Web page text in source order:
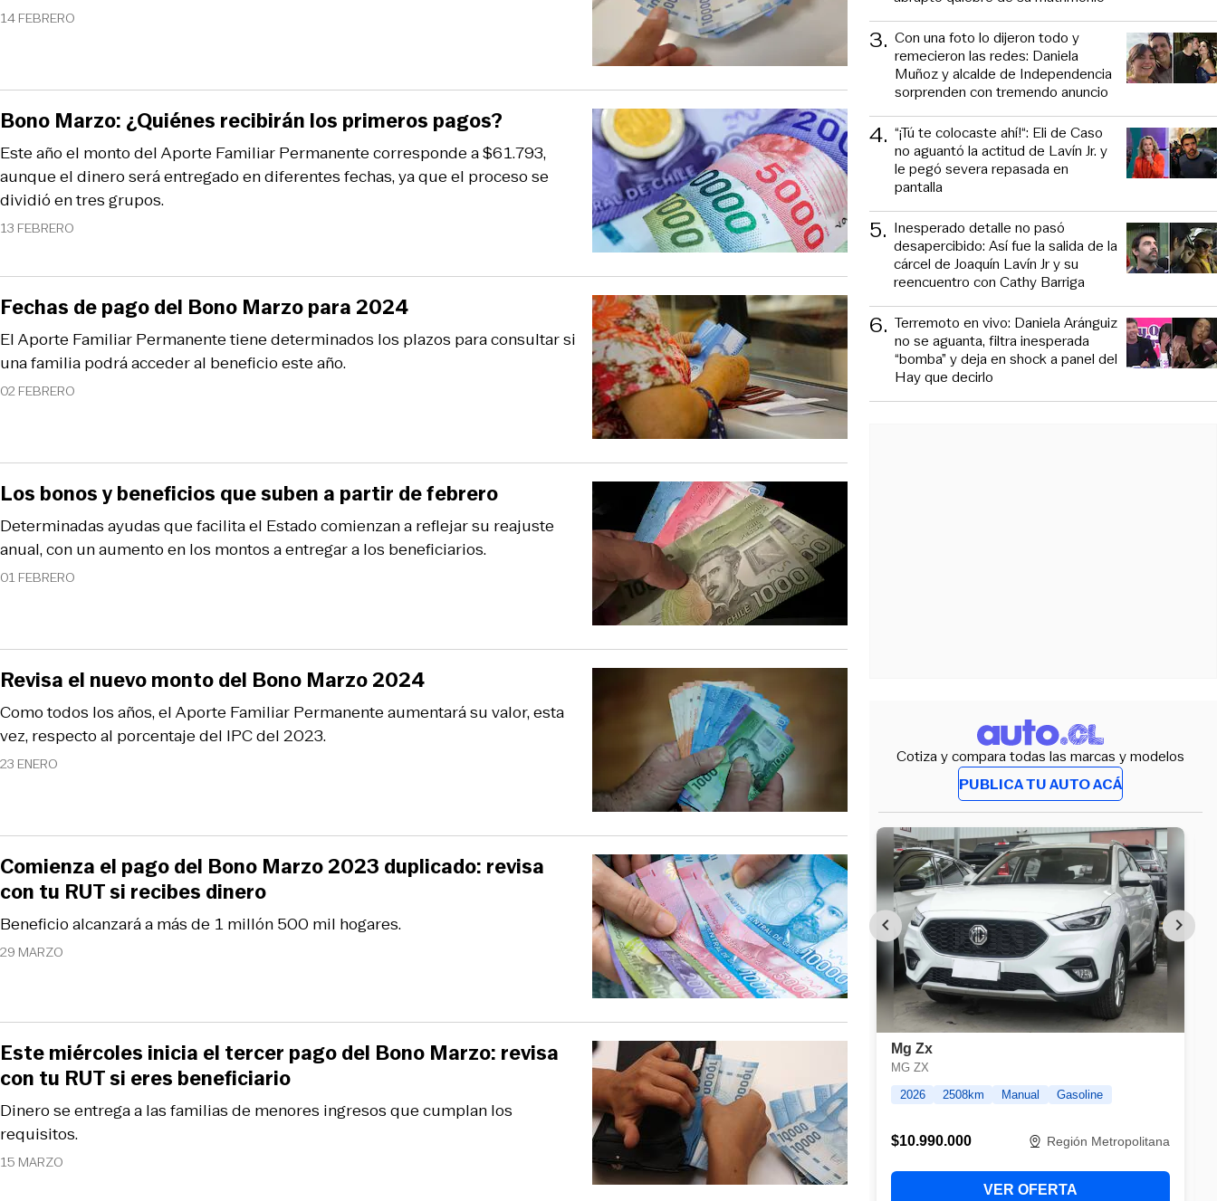
14 FEBRERO
13 FEBRERO
Este año el monto del Aporte Familiar Permanente corresponde a $61.793,
aunque el dinero será entregado en diferentes fechas, ya que el proceso se
dividió en tres grupos.
Bono Marzo: ¿Quiénes recibirán los primeros pagos?
02 FEBRERO
El Aporte Familiar Permanente tiene determinados los plazos para consultar si
una familia podrá acceder al beneficio este año.
Fechas de pago del Bono Marzo para 2024
01 FEBRERO
Determinadas ayudas que facilita el Estado comienzan a reflejar su reajuste
anual, con un aumento en los montos a entregar a los beneficiarios.
Los bonos y beneficios que suben a partir de febrero
23 ENERO
Como todos los años, el Aporte Familiar Permanente aumentará su valor, esta
vez, respecto al porcentaje del IPC del 2023.
Revisa el nuevo monto del Bono Marzo 2024
29 MARZO
Beneficio alcanzará a más de 1 millón 500 mil hogares.
Comienza el pago del Bono Marzo 2023 duplicado: revisa
con tu RUT si recibes dinero
15 MARZO
Dinero se entrega a las familias de menores ingresos que cumplan los
requisitos.
Este miércoles inicia el tercer pago del Bono Marzo: revisa
con tu RUT si eres beneficiario
3. Con una foto lo dijeron todo y
remecieron las redes: Daniela
Muñoz y alcalde de Independencia
sorprenden con tremendo anuncio
4. “¡Tú te colocaste ahí!“: Eli de Caso
no aguantó la actitud de Lavín Jr. y
le pegó severa repasada en
pantalla
5. Inesperado detalle no pasó
desapercibido: Así fue la salida de la
cárcel de Joaquín Lavín Jr y su
reencuentro con Cathy Barriga
6. Terremoto en vivo: Daniela Aránguiz
no se aguanta, filtra inesperada
“bomba” y deja en shock a panel del
Hay que decirlo
Cotiza y compara todas las marcas y modelos
PUBLICA TU AUTO ACÁ